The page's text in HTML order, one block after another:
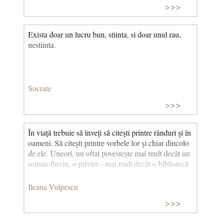
>>>
Exista doar un lucru bun, stiinta, si doar unul rau,
nestiinta.
Socrate
>>>
În viaţă trebuie să înveţi să citeşti printre rânduri şi în
oameni. Să citeşti printre vorbele lor şi chiar dincolo
de ele. Uneori, un oftat povesteşte mai mult decât un
roman-fluviu, o privire - mai mult decât o bibliotecă.
Ileana Vulpescu
>>>